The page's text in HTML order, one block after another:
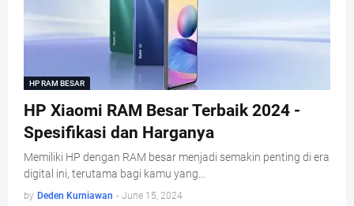
HP RAM BESAR
HP Xiaomi RAM Besar Terbaik 2024 -
Spesifikasi dan Harganya
Memiliki HP dengan RAM besar menjadi semakin penting di era
digital ini, terutama bagi kamu yang…
by Deden Kurniawan - June 15, 2024